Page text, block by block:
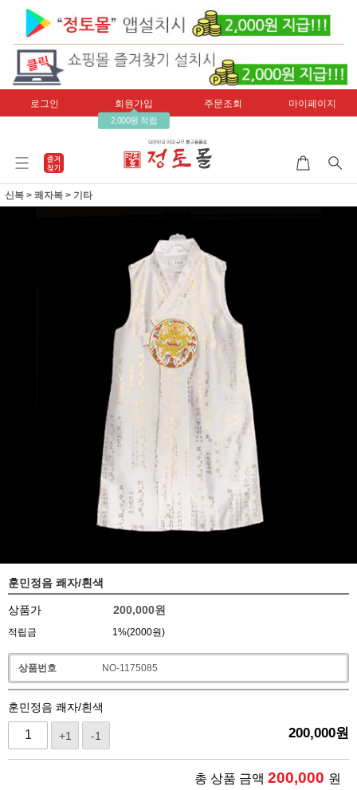
로그인 회원가입
2,000원 적립
주문조회 마이페이지
신복 > 쾌자복 > 기타
훈민정음 쾌자/흰색
상품가 200,000원
적립금 1%(2000원)
상품번호 NO-1175085
훈민정음 쾌자/흰색
+1 -1 200,000원
총 상품 금액 200,000 원